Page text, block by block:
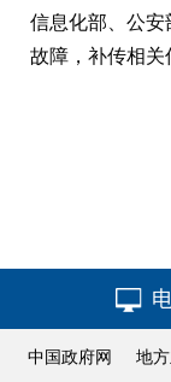
信息化部、公
故障，补传相关
中国政府网 地